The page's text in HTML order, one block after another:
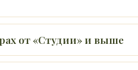
от «Студии» и выше